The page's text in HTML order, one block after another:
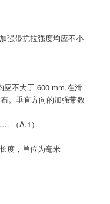
强带抗拉强度均应不小
应不大于 600 mm,在滑
。垂直方向的加强带数
A.1）
，单位为毫米